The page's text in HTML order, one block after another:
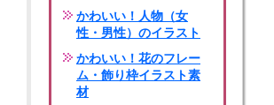
かわいい！人物（女
性・男性）のイラスト
かわいい！花のフレー
ム・飾り枠イラスト素
材